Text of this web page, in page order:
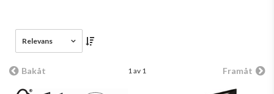
Relevans
Bakåt 1 av 1 Framåt